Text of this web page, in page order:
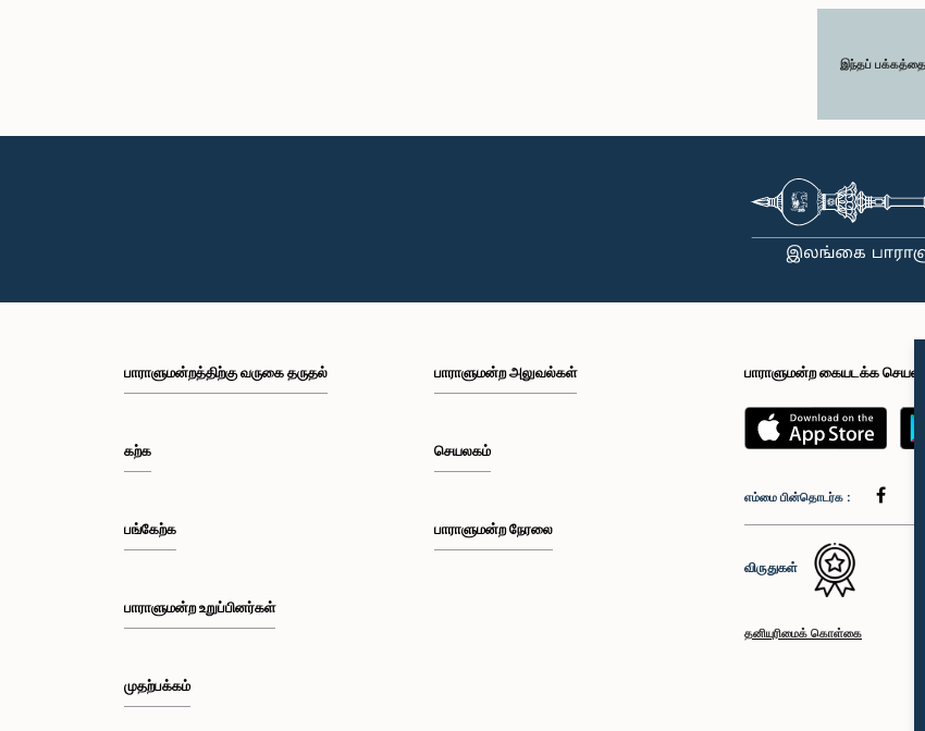
இந்தப்
பாராளுமன்றத்திற்கு வருகை தருதல்
கற்க
பங்கேற்க
பாராளுமன்ற உறுப்பினர்கள்
முதற்பக்கம்
பாராளுமன்ற அலுவல்கள்
செயலகம்
பாராளுமன்ற நேரலை
பாராளுமன்ற கையடக்க செயலி
எம்மை பின்தொடர்க :
விருதுகள்
தனியுரிமைக் கொள்கை